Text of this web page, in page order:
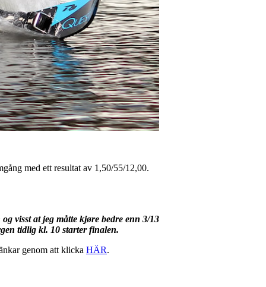
med ett resultat av 1,50/55/12,00.
visst at jeg måtte kjøre bedre enn 3/13
tidlig kl. 10 starter finalen.
genom att klicka HÄR.